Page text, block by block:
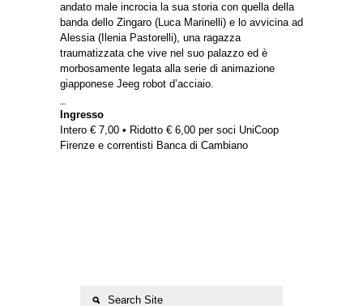
andato male incrocia la sua storia con quella della
banda dello Zingaro (Luca Marinelli) e lo avvicina ad
Alessia (Ilenia Pastorelli), una ragazza
traumatizzata che vive nel suo palazzo ed è
morbosamente legata alla serie di animazione
giapponese Jeeg robot d’acciaio.
Ingresso
Intero € 7,00 • Ridotto € 6,00 per soci UniCoop
Firenze e correntisti Banca di Cambiano